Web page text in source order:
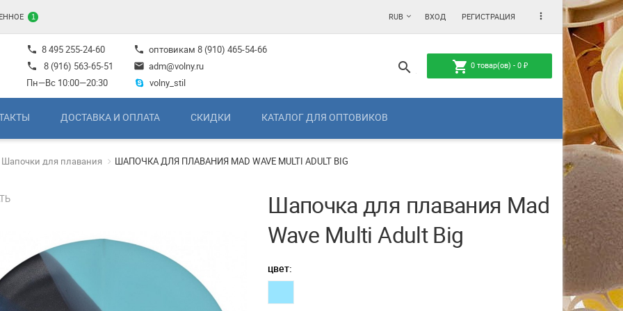
1 RUB ВХОД РЕГИСТРАЦИЯ more_vert
phone 8 495 255-24-60
phone
8 (916) 563-65-51
Пн—Вс 10:00—20:30
phone оптовикам 8 (910) 465-54-66
mail adm@volny.ru
volny_stil
search shopping_cart 0товар(ов) - 0 ₽
ДОСТАВКА И ОПЛАТА СКИДКИ КАТАЛОГ ДЛЯ ОПТОВИКОВ
Шапочки для плавания ШАПОЧКА ДЛЯ ПЛАВАНИЯ MAD WAVE MULTI ADULT BIG
Шапочка для плавания Mad
Wave Multi Adult Big
цвет: